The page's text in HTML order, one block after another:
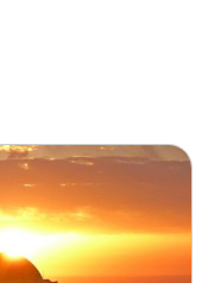
que la mère de